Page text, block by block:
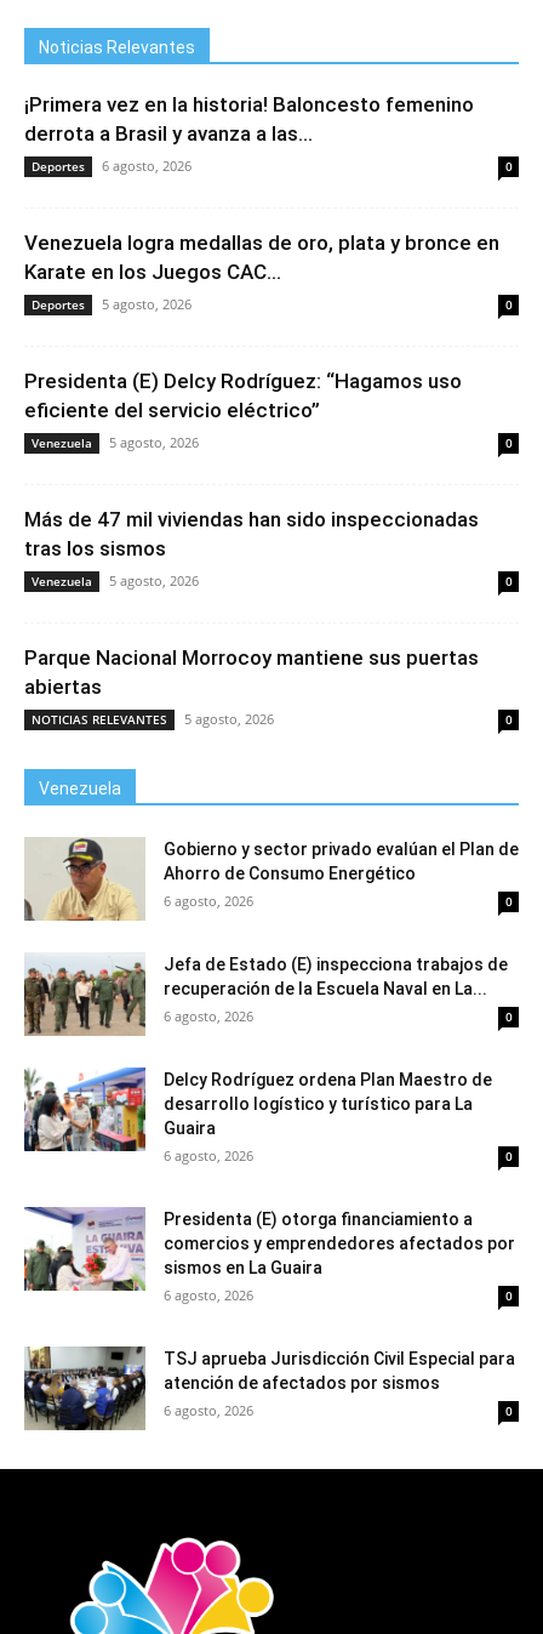
Noticias Relevantes
¡Primera vez en la historia! Baloncesto femenino
derrota a Brasil y avanza a las...
Deportes 6 agosto, 2026 0
Venezuela logra medallas de oro, plata y bronce en
Karate en los Juegos CAC...
Deportes 5 agosto, 2026 0
Presidenta (E) Delcy Rodríguez: “Hagamos uso
eficiente del servicio eléctrico”
Venezuela 5 agosto, 2026 0
Más de 47 mil viviendas han sido inspeccionadas
tras los sismos
Venezuela 5 agosto, 2026 0
Parque Nacional Morrocoy mantiene sus puertas
abiertas
NOTICIAS RELEVANTES 5 agosto, 2026 0
Venezuela
Gobierno y sector privado evalúan el Plan de
Ahorro de Consumo Energético
6 agosto, 2026 0
Jefa de Estado (E) inspecciona trabajos de
recuperación de la Escuela Naval en La...
6 agosto, 2026 0
Delcy Rodríguez ordena Plan Maestro de
desarrollo logístico y turístico para La
Guaira
6 agosto, 2026 0
Presidenta (E) otorga financiamiento a
comercios y emprendedores afectados por
sismos en La Guaira
6 agosto, 2026 0
TSJ aprueba Jurisdicción Civil Especial para
atención de afectados por sismos
6 agosto, 2026 0